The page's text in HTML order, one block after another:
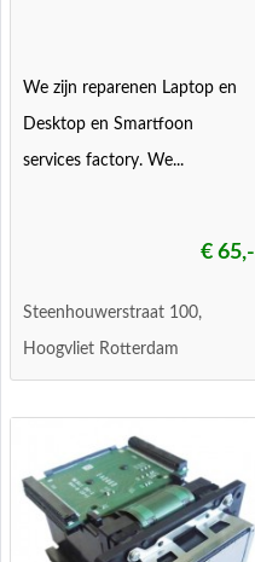
We zijn reparenen Laptop en
Desktop en Smartfoon
services factory. We...
€ 65,-
Steenhouwerstraat 100,
Hoogvliet Rotterdam